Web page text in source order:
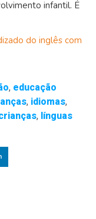
infantil. É
do inglês com
, educação
, idiomas,
, línguas